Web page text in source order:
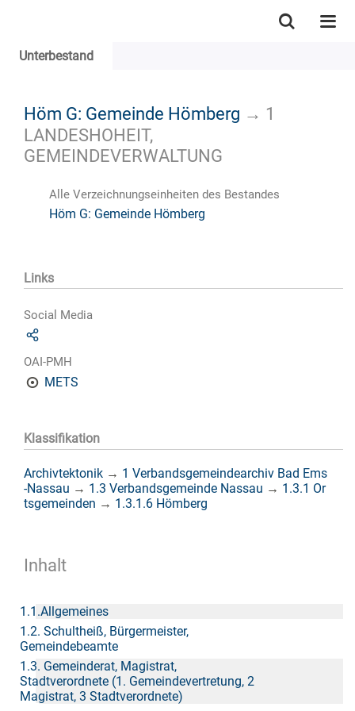
Unterbestand
Höm G: Gemeinde Hömberg → 1
LANDESHOHEIT,
GEMEINDEVERWALTUNG
Alle Verzeichnungseinheiten des Bestandes
Höm G: Gemeinde Hömberg
Links
Social Media
OAI-PMH
METS
Klassifikation
Archivtektonik → 1 Verbandsgemeindearchiv Bad Ems
-Nassau → 1.3 Verbandsgemeinde Nassau → 1.3.1 Or
tsgemeinden → 1.3.1.6 Hömberg
Inhalt
1.1.Allgemeines
1.2. Schultheiß, Bürgermeister,
Gemeindebeamte
1.3. Gemeinderat, Magistrat,
Stadtverordnete (1. Gemeindevertretung, 2
Magistrat, 3 Stadtverordnete)